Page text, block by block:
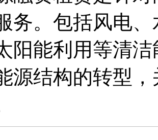
务。包括风电
阳能利用等清
源结构的转型